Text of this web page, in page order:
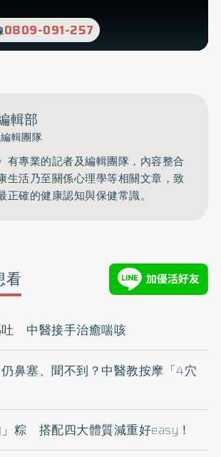
0809-091-257
輯部
輯團隊
有專業的記者及編輯團隊，內容整合
生活乃至關係心理學等相關文章，致
正確的健康認知與保健常識。
看
吐 中醫接手治癒喘咳
鼻塞、聞不到？中醫教按摩「4穴
粽 搭配四大體質減重好easy！